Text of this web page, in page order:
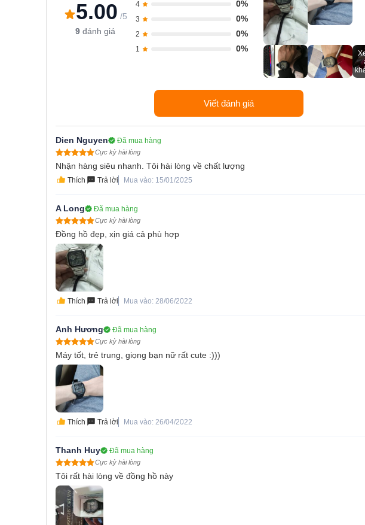
5.00 /5
9 đánh giá
4 0%
3 0%
2 0%
1 0%
Viết đánh giá
Dien Nguyen Đã mua hàng
Cực kỳ hài lòng
Nhận hàng siêu nhanh. Tôi hài lòng về chất lượng
Thích Trả lời Mua vào: 15/01/2025
A Long Đã mua hàng
Cực kỳ hài lòng
Đồng hồ đẹp, xịn giá cả phù hợp
Thích Trả lời Mua vào: 28/06/2022
Anh Hương Đã mua hàng
Cực kỳ hài lòng
Máy tốt, trẻ trung, giọng bạn nữ rất cute :)))
Thích Trả lời Mua vào: 26/04/2022
Thanh Huy Đã mua hàng
Cực kỳ hài lòng
Tôi rất hài lòng về đồng hồ này